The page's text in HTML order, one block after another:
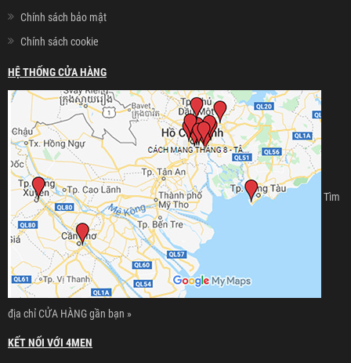
Chính sách bảo mật
Chính sách cookie
HỆ THỐNG CỬA HÀNG
Tìm
địa chỉ CỬA HÀNG gần bạn »
KẾT NỐI VỚI 4MEN